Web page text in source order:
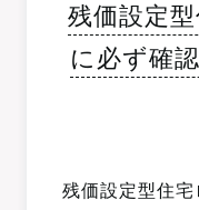
残価設定
に必ず確
残価設定型住